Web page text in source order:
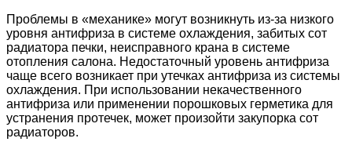
Проблемы в «механике» могут возникнуть из-за низкого
уровня антифриза в системе охлаждения, забитых сот
радиатора печки, неисправного крана в системе
отопления салона. Недостаточный уровень антифриза
чаще всего возникает при утечках антифриза из системы
охлаждения. При использовании некачественного
антифриза или применении порошковых герметика для
устранения протечек, может произойти закупорка сот
радиаторов.